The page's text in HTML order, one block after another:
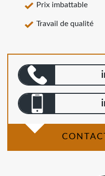
Prix imbattable
Travail de qualité